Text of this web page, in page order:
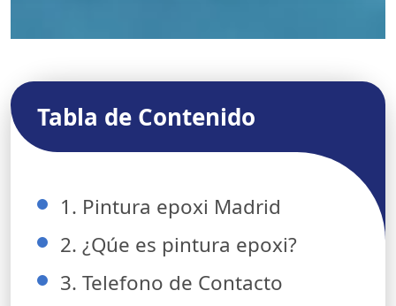
Tabla de Contenido
1. Pintura epoxi Madrid
2. ¿Qúe es pintura epoxi?
3. Telefono de Contacto